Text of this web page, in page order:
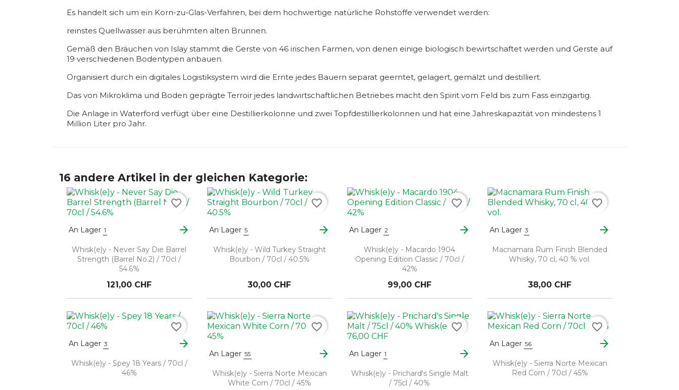
Es handelt sich um ein Korn-zu-Glas-Verfahren, bei dem hochwertige natürliche Rohstoffe verwendet werden:
reinstes Quellwasser aus berühmten alten Brunnen.
Gemäß den Bräuchen von Islay stammt die Gerste von 46 irischen Farmen, von denen einige biologisch bewirtschaftet werden und Gerste auf
19 verschiedenen Bodentypen anbauen.
Organisiert durch ein digitales Logistiksystem wird die Ernte jedes Bauern separat geerntet, gelagert, gemälzt und destilliert.
Das von Mikroklima und Boden geprägte Terroir jedes landwirtschaftlichen Betriebes macht den Spirit vom Feld bis zum Fass einzigartig.
Die Anlage in Waterford verfügt über eine Destillierkolonne und zwei Topfdestillierkolonnen und hat eine Jahreskapazität von mindestens 1
Million Liter pro Jahr.
16 andere Artikel in der gleichen Kategorie:
An Lager 1 arrow_forward
Whisk(e)y - Never Say Die Barrel
Strength (Barrel No.2) / 70cl /
54.6%
121,00 CHF
favorite_border
An Lager 5 arrow_forward
Whisk(e)y - Wild Turkey Straight
Bourbon / 70cl / 40.5%
30,00 CHF
favorite_border
An Lager 2 arrow_forward
Whisk(e)y - Macardo 1904
Opening Edition Classic / 70cl /
42%
99,00 CHF
favorite_border
An Lager 3 arrow_forward
Macnamara Rum Finish Blended
Whisky, 70 cl, 40 % vol.
38,00 CHF
favorite_border
An Lager 3 arrow_forward
Whisk(e)y - Spey 18 Years / 70cl /
46%
favorite_border
An Lager 55 arrow_forward
Whisk(e)y - Sierra Norte Mexican
White Corn / 70cl / 45%
favorite_border
An Lager 1 arrow_forward
Whisk(e)y - Prichard's Single Malt
/ 75cl / 40%
favorite_border
An Lager 56 arrow_forward
Whisk(e)y - Sierra Norte Mexican
Red Corn / 70cl / 45%
favorite_border